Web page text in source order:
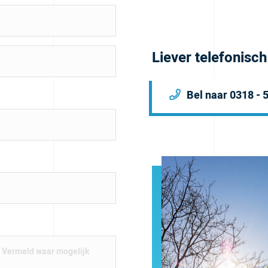
Liever
Bel naar 0318 -